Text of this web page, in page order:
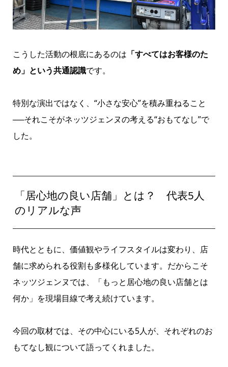
こうした活動の根底にあるのは 「すべてはお客様のた
め」という共通認識です。
特別な演出ではなく、“小さな安心”を積み重ねること
──それこそがネッツジェンヌの考える“おもてなし”で
した。
「居心地の良い店舗」とは？ 代表5人
のリアルな声
時代とともに、価値観やライフスタイルは変わり、店
舗に求められる役割も多様化しています。だからこそ
ネッツジェンヌでは、「もっと居心地の良い店舗とは
何か」を現場目線で考え続けています。
今回の取材では、その中心にいる5人が、それぞれのお
もてなし観について語ってくれました。